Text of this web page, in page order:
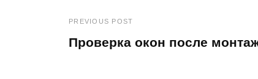
Навигация
PREVIOUS POST
Проверка окон после